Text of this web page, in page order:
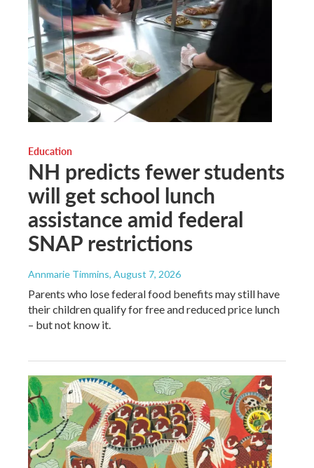
Education
NH predicts fewer students
will get school lunch
assistance amid federal
SNAP restrictions
Annmarie Timmins, August 7, 2026
Parents who lose federal food benefits may still have
their children qualify for free and reduced price lunch
– but not know it.